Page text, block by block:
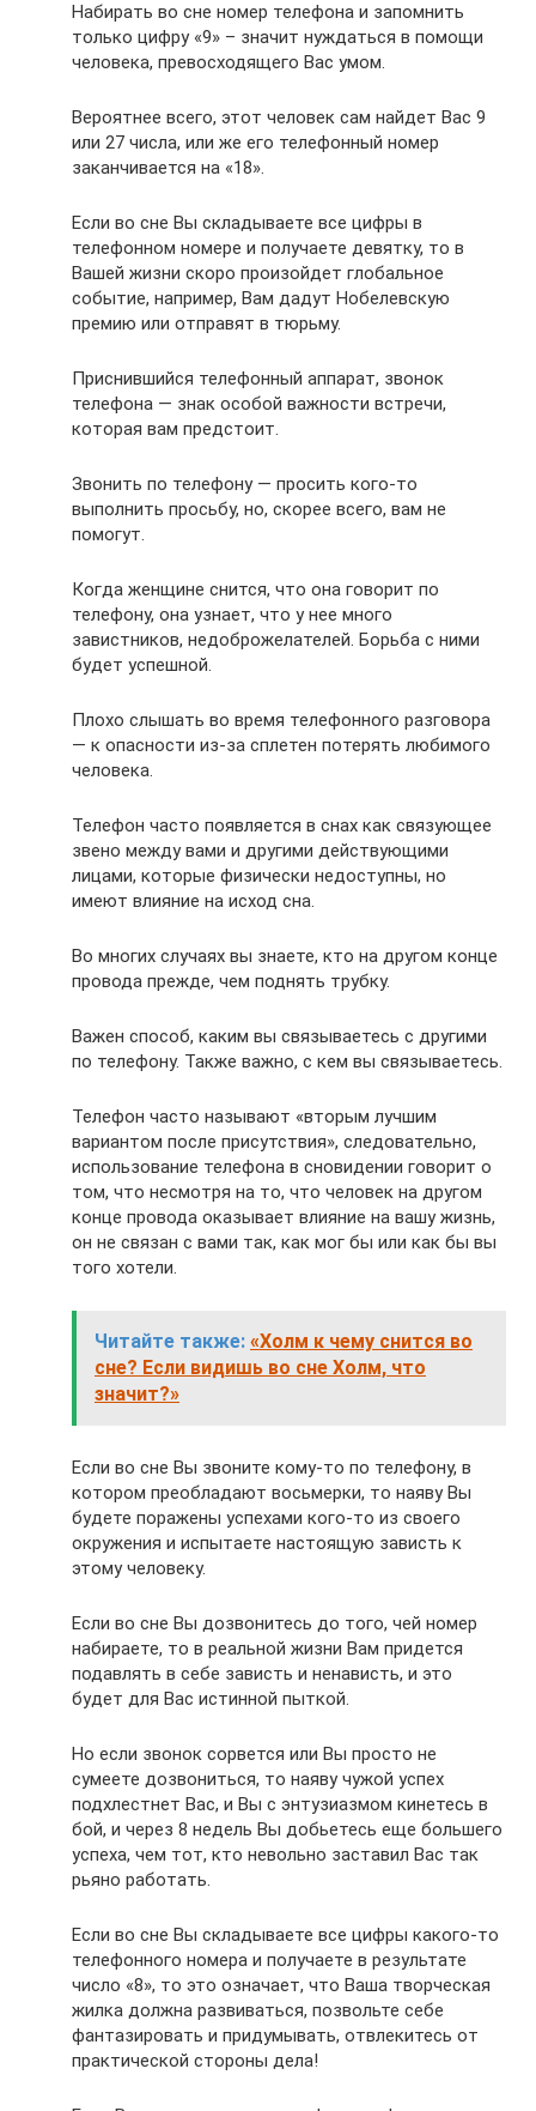
Набирать во сне номер телефона и запомнить
только цифру «9» – значит нуждаться в помощи
человека, превосходящего Вас умом.
Вероятнее всего, этот человек сам найдет Вас 9
или 27 числа, или же его телефонный номер
заканчивается на «18».
Если во сне Вы складываете все цифры в
телефонном номере и получаете девятку, то в
Вашей жизни скоро произойдет глобальное
событие, например, Вам дадут Нобелевскую
премию или отправят в тюрьму.
Приснившийся телефонный аппарат, звонок
телефона — знак особой важности встречи,
которая вам предстоит.
Звонить по телефону — просить кого-то
выполнить просьбу, но, скорее всего, вам не
помогут.
Когда женщине снится, что она говорит по
телефону, она узнает, что у нее много
завистников, недоброжелателей. Борьба с ними
будет успешной.
Плохо слышать во время телефонного разговора
— к опасности из-за сплетен потерять любимого
человека.
Телефон часто появляется в снах как связующее
звено между вами и другими действующими
лицами, которые физически недоступны, но
имеют влияние на исход сна.
Во многих случаях вы знаете, кто на другом конце
провода прежде, чем поднять трубку.
Важен способ, каким вы связываетесь с другими
по телефону. Также важно, с кем вы связываетесь.
Телефон часто называют «вторым лучшим
вариантом после присутствия», следовательно,
использование телефона в сновидении говорит о
том, что несмотря на то, что человек на другом
конце провода оказывает влияние на вашу жизнь,
он не связан с вами так, как мог бы или как бы вы
того хотели.
Читайте также: «Холм к чему снится во
сне? Если видишь во сне Холм, что
значит?»
Если во сне Вы звоните кому-то по телефону, в
котором преобладают восьмерки, то наяву Вы
будете поражены успехами кого-то из своего
окружения и испытаете настоящую зависть к
этому человеку.
Если во сне Вы дозвонитесь до того, чей номер
набираете, то в реальной жизни Вам придется
подавлять в себе зависть и ненависть, и это
будет для Вас истинной пыткой.
Но если звонок сорвется или Вы просто не
сумеете дозвониться, то наяву чужой успех
подхлестнет Вас, и Вы с энтузиазмом кинетесь в
бой, и через 8 недель Вы добьетесь еще большего
успеха, чем тот, кто невольно заставил Вас так
рьяно работать.
Если во сне Вы складываете все цифры какого-то
телефонного номера и получаете в результате
число «8», то это означает, что Ваша творческая
жилка должна развиваться, позвольте себе
фантазировать и придумывать, отвлекитесь от
практической стороны дела!